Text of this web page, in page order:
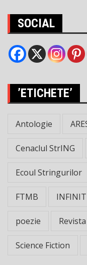
SOCIAL
’ETICHETE’
Antologie
Cenaclul StrING
Ecoul Stringurilor
FTMB INFINIT
poezie
Science Fiction